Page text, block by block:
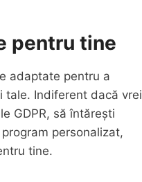
pentru tine
adaptate pentru a
tale. Indiferent dacă vrei
GDPR, să întărești
personalizat,
tine.